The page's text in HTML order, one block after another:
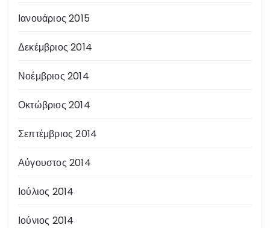
Ιανουάριος 2015
Δεκέμβριος 2014
Νοέμβριος 2014
Οκτώβριος 2014
Σεπτέμβριος 2014
Αύγουστος 2014
Ιούλιος 2014
Ιούνιος 2014